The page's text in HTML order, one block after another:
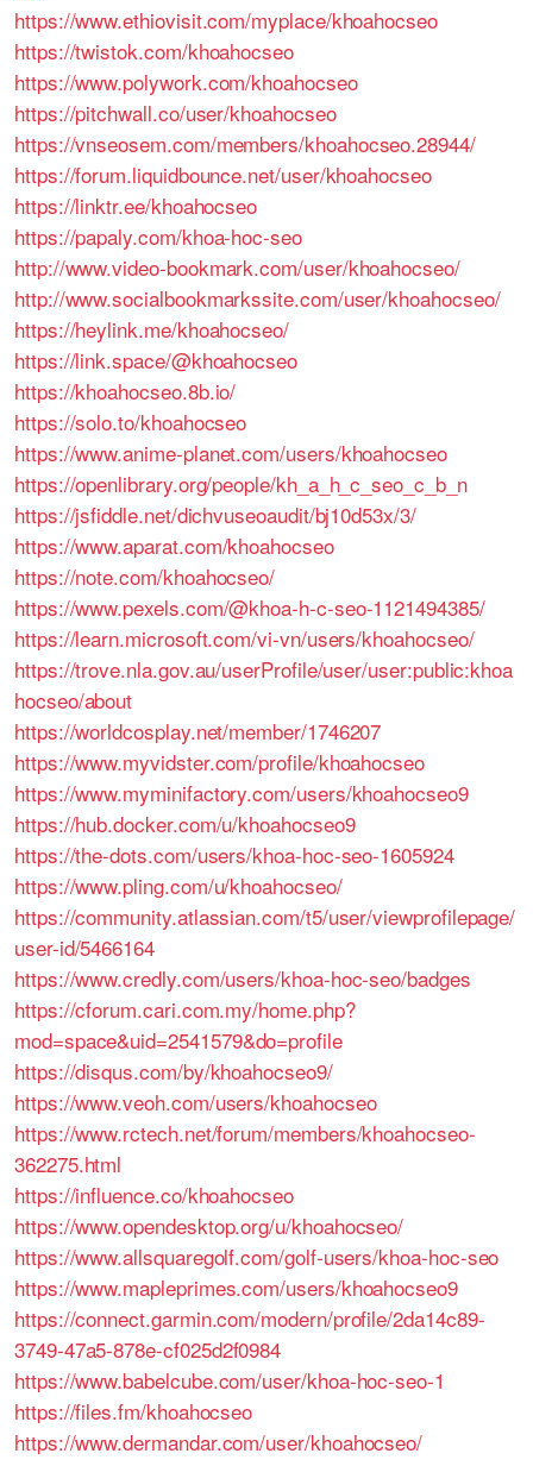
https://www.ethiovisit.com/myplace/khoahocseo
https://twistok.com/khoahocseo
https://www.polywork.com/khoahocseo
https://pitchwall.co/user/khoahocseo
https://vnseosem.com/members/khoahocseo.28944/
https://forum.liquidbounce.net/user/khoahocseo
https://linktr.ee/khoahocseo
https://papaly.com/khoa-hoc-seo
http://www.video-bookmark.com/user/khoahocseo/
http://www.socialbookmarkssite.com/user/khoahocseo/
https://heylink.me/khoahocseo/
https://link.space/@khoahocseo
https://khoahocseo.8b.io/
https://solo.to/khoahocseo
https://www.anime-planet.com/users/khoahocseo
https://openlibrary.org/people/kh_a_h_c_seo_c_b_n
https://jsfiddle.net/dichvuseoaudit/bj10d53x/3/
https://www.aparat.com/khoahocseo
https://note.com/khoahocseo/
https://www.pexels.com/@khoa-h-c-seo-1121494385/
https://learn.microsoft.com/vi-vn/users/khoahocseo/
https://trove.nla.gov.au/userProfile/user/user:public:khoa
hocseo/about
https://worldcosplay.net/member/1746207
https://www.myvidster.com/profile/khoahocseo
https://www.myminifactory.com/users/khoahocseo9
https://hub.docker.com/u/khoahocseo9
https://the-dots.com/users/khoa-hoc-seo-1605924
https://www.pling.com/u/khoahocseo/
https://community.atlassian.com/t5/user/viewprofilepage/
user-id/5466164
https://www.credly.com/users/khoa-hoc-seo/badges
https://cforum.cari.com.my/home.php?
mod=space&uid=2541579&do=profile
https://disqus.com/by/khoahocseo9/
https://www.veoh.com/users/khoahocseo
https://www.rctech.net/forum/members/khoahocseo-
362275.html
https://influence.co/khoahocseo
https://www.opendesktop.org/u/khoahocseo/
https://www.allsquaregolf.com/golf-users/khoa-hoc-seo
https://www.mapleprimes.com/users/khoahocseo9
https://connect.garmin.com/modern/profile/2da14c89-
3749-47a5-878e-cf025d2f0984
https://www.babelcube.com/user/khoa-hoc-seo-1
https://files.fm/khoahocseo
https://www.dermandar.com/user/khoahocseo/